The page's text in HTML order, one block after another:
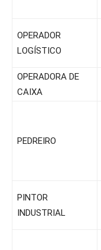
OPERADOR
LOGÍSTICO
OPERADORA DE
CAIXA
PEDREIRO
PINTOR
INDUSTRIAL